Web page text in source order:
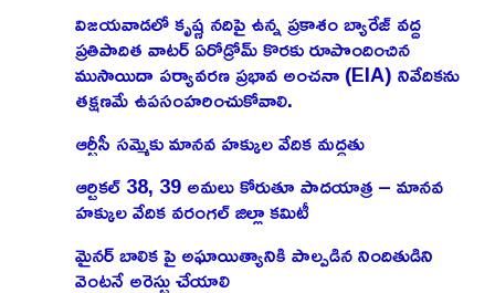
విజయవాడలో కృష్ణ నదిపై ఉన్న ప్రకాశం బ్యారేజ్ వద్ద
ప్రతిపాదిత వాటర్ ఏరోడ్రోమ్ కొరకు రూపొందించిన
ముసాయిదా పర్యావరణ ప్రభావ అంచనా (EIA) నివేదికను
తక్షణమే ఉపసంహరించుకోవాలి.
ఆర్టీసీ సమ్మెకు మానవ హక్కుల వేదిక మద్దతు
ఆర్టికల్ 38, 39 అమలు కోరుతూ పాదయాత్ర – మానవ
హక్కుల వేదిక వరంగల్ జిల్లా కమిటీ
మైనర్ బాలిక పై అఘాయిత్యానికి పాల్పడిన నిందితుడిని
వెంటనే అరెస్టు చేయాలి